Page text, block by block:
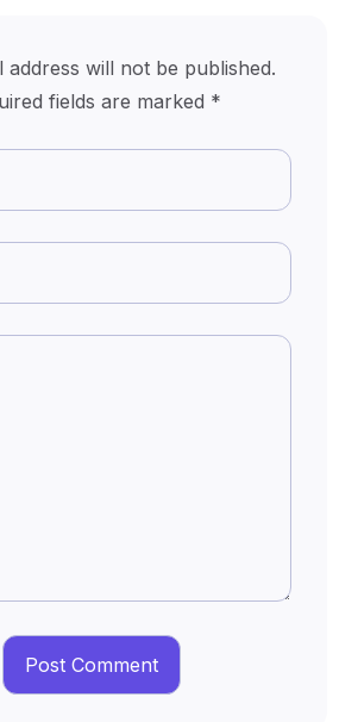
address will not be published.
fields are marked *